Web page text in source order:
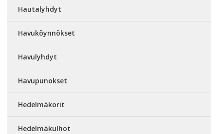
Hautalyhdyt
Havuköynnökset
Havulyhdyt
Havupunokset
Hedelmäkorit
Hedelmäkulhot